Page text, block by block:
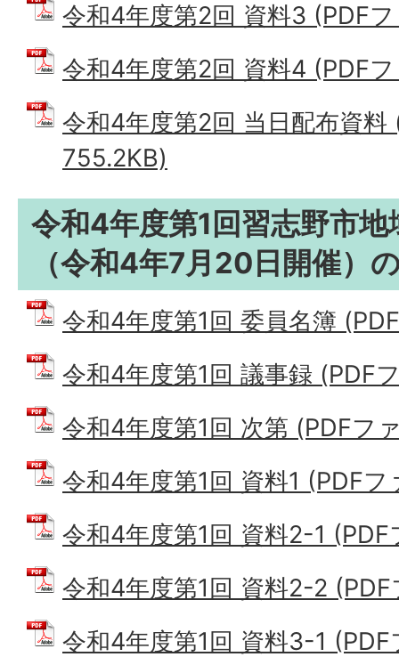
令和4年度第2回 資料3 (PDF
令和4年度第2回 資料4 (PDF
令和4年度第2回 当日配布資料
755.2KB)
令和4年度第1回習志野市
（令和4年7月20日開催）
令和4年度第1回 委員名簿
令和4年度第1回 議事録 (PDF
令和4年度第1回 次第 (PDFフ
令和4年度第1回 資料1 (PDF
令和4年度第1回 資料2-1
令和4年度第1回 資料2-2
令和4年度第1回 資料3-1